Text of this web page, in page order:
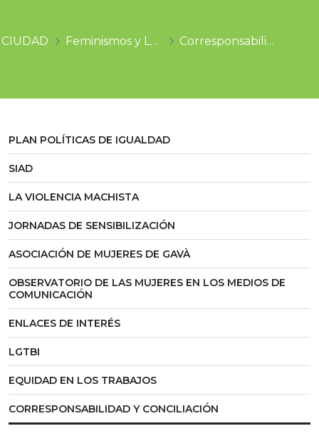
CIUDAD Feminismos y LGTBI Corresponsabilidad y conciliación
PLAN POLÍTICAS DE IGUALDAD
SIAD
LA VIOLENCIA MACHISTA
JORNADAS DE SENSIBILIZACIÓN
ASOCIACIÓN DE MUJERES DE GAVÀ
OBSERVATORIO DE LAS MUJERES EN LOS MEDIOS DE
COMUNICACIÓN
ENLACES DE INTERÉS
LGTBI
EQUIDAD EN LOS TRABAJOS
CORRESPONSABILIDAD Y CONCILIACIÓN